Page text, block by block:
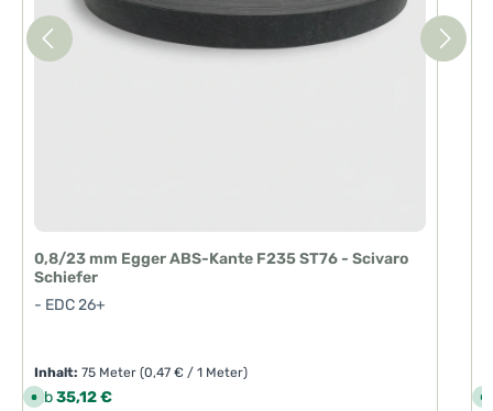
0,8/23 mm Egger ABS-Kante F235 ST76 - Scivaro
Schiefer
- EDC 26+
Inhalt:75 Meter(0,47 € / 1 Meter)
Regulärer Preis:
SAb35,12 €